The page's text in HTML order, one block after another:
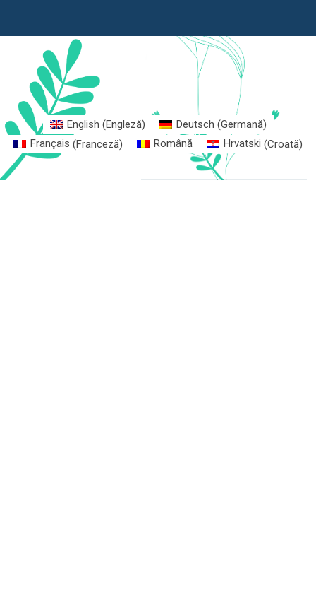
English (Engleză) Deutsch (Germană)
Français (Franceză) Română Hrvatski (Croată)